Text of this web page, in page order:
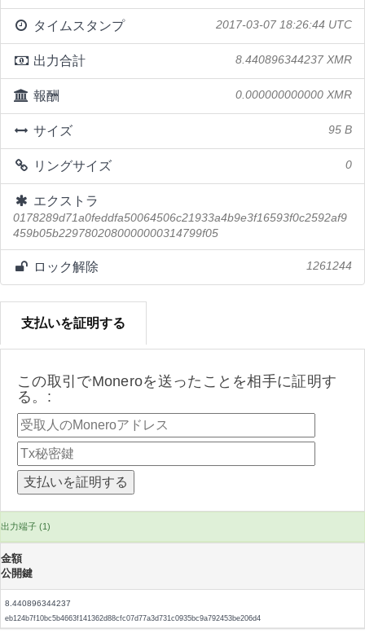
タイムスタンプ 2017-03-07 18:26:44 UTC
出力合計 8.440896344237 XMR
報酬 0.000000000000 XMR
サイズ 95 B
リングサイズ 0
エクストラ
0178289d71a0feddfa50064506c21933a4b9e3f16593f0c2592af9
459b05b2297802080000000314799f05
ロック解除 1261244
支払いを証明する
この取引でMoneroを送ったことを相手に証明す
る。:
出力端子 (1)
金額
公開鍵
8.440896344237
eb124b7f10bc5b4663f141362d88cfc07d77a3d731c0935bc9a792453be206d4